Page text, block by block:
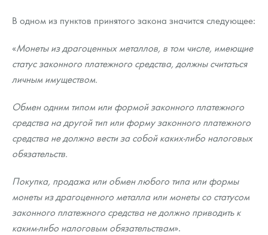
В одном из пунктов принятого закона значится следующее:
«Монеты из драгоценных металлов, в том числе, имеющие
статус законного платежного средства, должны считаться
личным имуществом.
Обмен одним типом или формой законного платежного
средства на другой тип или форму законного платежного
средства не должно вести за собой каких-либо налоговых
обязательств.
Покупка, продажа или обмен любого типа или формы
монеты из драгоценного металла или монеты со статусом
законного платежного средства не должно приводить к
каким-либо налоговым обязательствам».